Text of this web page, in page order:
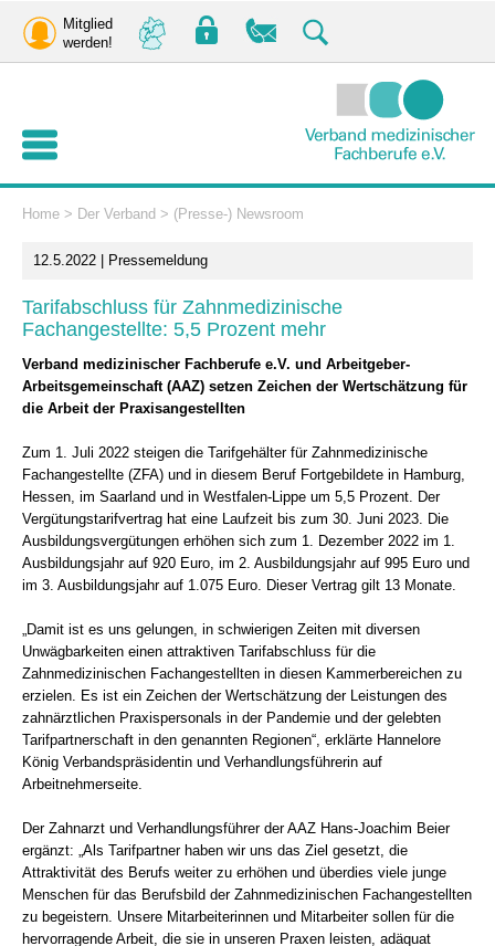
Mitglied
werden!
Home > Der Verband > (Presse-) Newsroom
12.5.2022 | Pressemeldung
Tarifabschluss für Zahnmedizinische
Fachangestellte: 5,5 Prozent mehr
Verband medizinischer Fachberufe e.V. und Arbeitgeber-
Arbeitsgemeinschaft (AAZ) setzen Zeichen der Wertschätzung für
die Arbeit der Praxisangestellten
Zum 1. Juli 2022 steigen die Tarifgehälter für Zahnmedizinische
Fachangestellte (ZFA) und in diesem Beruf Fortgebildete in Hamburg,
Hessen, im Saarland und in Westfalen-Lippe um 5,5 Prozent. Der
Vergütungstarifvertrag hat eine Laufzeit bis zum 30. Juni 2023. Die
Ausbildungsvergütungen erhöhen sich zum 1. Dezember 2022 im 1.
Ausbildungsjahr auf 920 Euro, im 2. Ausbildungsjahr auf 995 Euro und
im 3. Ausbildungsjahr auf 1.075 Euro. Dieser Vertrag gilt 13 Monate.
„Damit ist es uns gelungen, in schwierigen Zeiten mit diversen
Unwägbarkeiten einen attraktiven Tarifabschluss für die
Zahnmedizinischen Fachangestellten in diesen Kammerbereichen zu
erzielen. Es ist ein Zeichen der Wertschätzung der Leistungen des
zahnärztlichen Praxispersonals in der Pandemie und der gelebten
Tarifpartnerschaft in den genannten Regionen“, erklärte Hannelore
König Verbandspräsidentin und Verhandlungsführerin auf
Arbeitnehmerseite.
Der Zahnarzt und Verhandlungsführer der AAZ Hans-Joachim Beier
ergänzt: „Als Tarifpartner haben wir uns das Ziel gesetzt, die
Attraktivität des Berufs weiter zu erhöhen und überdies viele junge
Menschen für das Berufsbild der Zahnmedizinischen Fachangestellten
zu begeistern. Unsere Mitarbeiterinnen und Mitarbeiter sollen für die
hervorragende Arbeit, die sie in unseren Praxen leisten, adäquat